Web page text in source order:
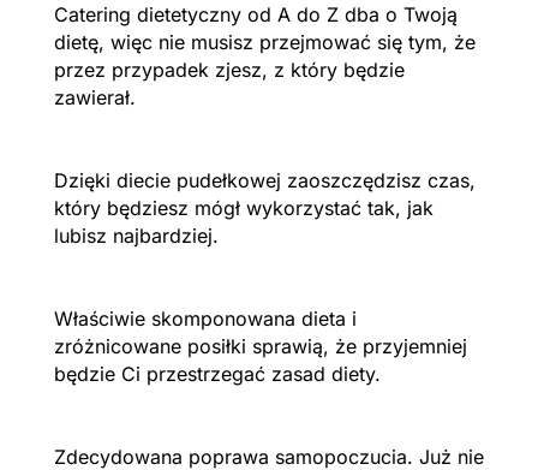
Catering dietetyczny od A do Z dba o Twoją
dietę, więc nie musisz przejmować się tym, że
przez przypadek zjesz, z który będzie
zawierał.
Dzięki diecie pudełkowej zaoszczędzisz czas,
który będziesz mógł wykorzystać tak, jak
lubisz najbardziej.
Właściwie skomponowana dieta i
zróżnicowane posiłki sprawią, że przyjemniej
będzie Ci przestrzegać zasad diety.
Zdecydowana poprawa samopoczucia. Już nie